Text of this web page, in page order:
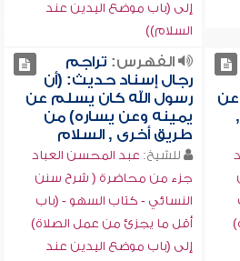
إلى (باب موضع اليدين عند
السلام))
الفهرس: تراجم
رجال إسناد حديث: (أن
رسول الله كان يسلم عن
يمينه وعن يساره) من
طريق أخرى , السلام
للشيخ: عبد المحسن العباد
جزء من محاضرة ( شرح سنن
النسائي - كتاب السهو - (باب
أقل ما يجزئ من عمل الصلاة)
إلى (باب موضع اليدين عند